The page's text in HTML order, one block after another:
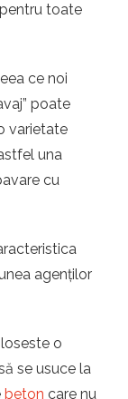
toate
ce noi
poate
varietate
una
cu
agenților
o
se usuce la
beton care nu